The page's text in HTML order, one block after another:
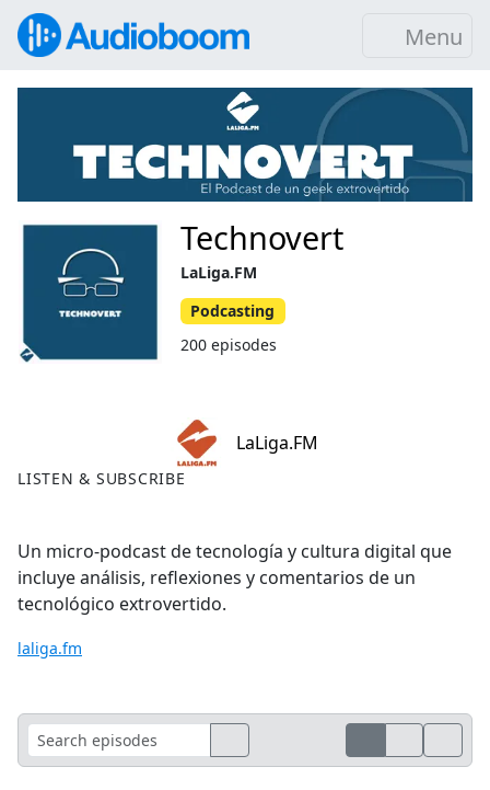
Menu
LaLiga.FM
LISTEN & SUBSCRIBE
Un micro-podcast de tecnología y cultura digital que
incluye análisis, reflexiones y comentarios de un
tecnológico extrovertido.
laliga.fm
Technovert
LaLiga.FM
Podcasting
200 episodes